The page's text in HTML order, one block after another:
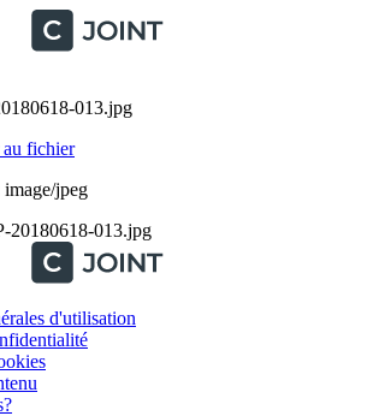
013.jpg
au fichier
jpeg
d'utilisation